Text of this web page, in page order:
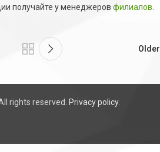
получайте у менеджеров филиалов.
Older
rights reserved. Privacy policy.